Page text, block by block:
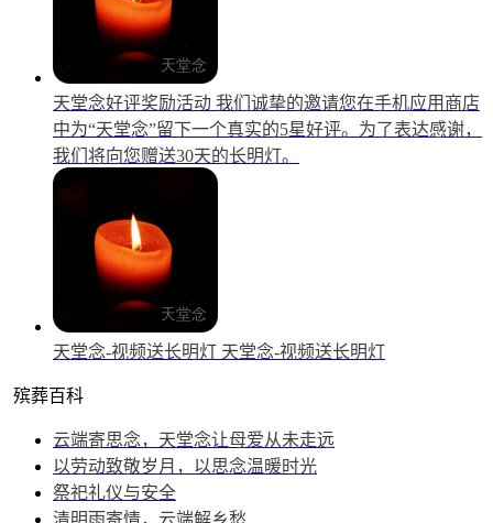
天堂念好评奖励活动 我们诚挚的邀请您在手机应用商店
中为“天堂念”留下一个真实的5星好评。为了表达感谢，
我们将向您赠送30天的长明灯。
天堂念-视频送长明灯 天堂念-视频送长明灯
殡葬百科
云端寄思念，天堂念让母爱从未走远
以劳动致敬岁月，以思念温暖时光
祭祀礼仪与安全
清明雨寄情，云端解乡愁